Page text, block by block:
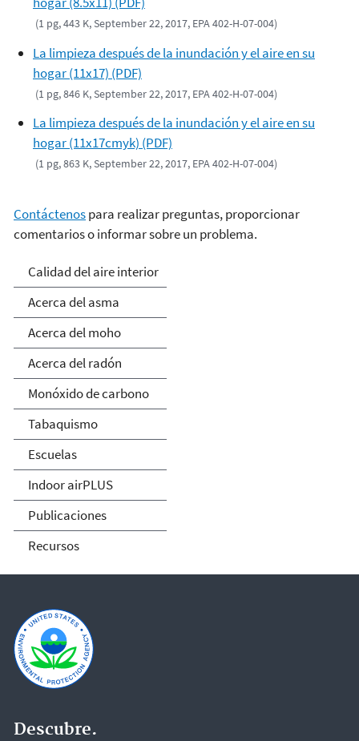
(1 pg, 443 K, September 22, 2017, EPA 402-H-07-004)
La limpieza después de la inundación y el aire en su
hogar (11x17) (PDF)
(1 pg, 846 K, September 22, 2017, EPA 402-H-07-004)
La limpieza después de la inundación y el aire en su
hogar (11x17cmyk) (PDF)
(1 pg, 863 K, September 22, 2017, EPA 402-H-07-004)
Contáctenospara realizar preguntas, proporcionar
comentarios o informar sobre un problema.
Calidad del Aire Interior
Calidad del aire interior
Acerca del asma
Acerca del moho
Acerca del radón
Monóxido de carbono
Tabaquismo
Escuelas
Indoor airPLUS
Publicaciones
Recursos
Descubre.